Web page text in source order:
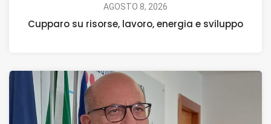
AGOSTO 8, 2026
Cupparo su risorse, lavoro, energia e sviluppo